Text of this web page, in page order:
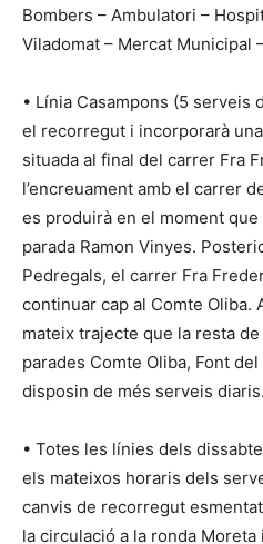
Bombers – Ambulatori –
Viladomat – Mercat Municipal
• Línia Casampons (5 serveis
el recorregut i incorporarà
situada al final del carrer Fra
l’encreuament amb el carrer
es produirà en el moment que
parada Ramon Vinyes.
Pedregals, el carrer Fra
continuar cap al Comte Oliba.
mateix trajecte que la resta
parades Comte Oliba, Font
disposin de més serveis diaris.
• Totes les línies dels
els mateixos horaris dels
canvis de recorregut
la circulació a la ronda Moreta